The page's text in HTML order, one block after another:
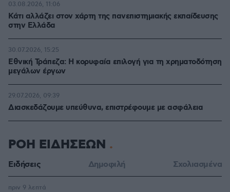
Κάτι αλλάζει στον χάρτη της πανεπιστημιακής εκπαίδευσης
στην Ελλάδα
03.08.2026, 11:06
Εθνική Τράπεζα: Η κορυφαία επιλογή για τη χρηματοδότηση
μεγάλων έργων
30.07.2026, 15:25
Διασκεδάζουμε υπεύθυνα, επιστρέφουμε με ασφάλεια
29.07.2026, 09:39
ΡΟΗ ΕΙΔΗΣΕΩΝ
Ειδήσεις Δημοφιλή Σχολιασμένα
πριν 9 λεπτά